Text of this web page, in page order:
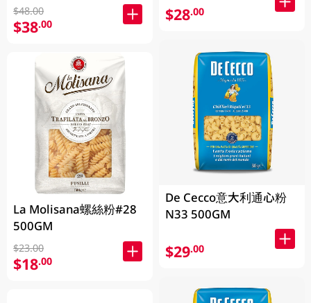
$48.00
$38.00
La Molisana螺絲粉#28
500GM
$23.00
$18.00
$28.00
De Cecco意大利通心粉
N33 500GM
$29.00